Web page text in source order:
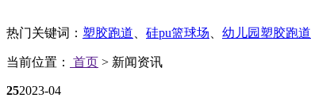
热门关键词： 塑胶跑道 硅pu篮球场 幼儿园塑胶跑道
当前位置： 首页 > 新闻资讯
252023-04